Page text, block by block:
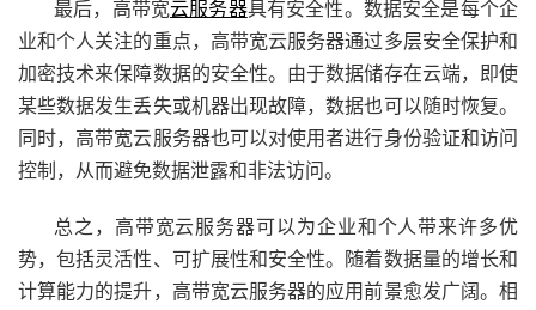
最后，高带宽云服务器具有安全性。数据安全是每个企
业和个人关注的重点，高带宽云服务器通过多层安全保护和
加密技术来保障数据的安全性。由于数据储存在云端，即使
某些数据发生丢失或机器出现故障，数据也可以随时恢复。
同时，高带宽云服务器也可以对使用者进行身份验证和访问
控制，从而避免数据泄露和非法访问。
总之，高带宽云服务器可以为企业和个人带来许多优
势，包括灵活性、可扩展性和安全性。随着数据量的增长和
计算能力的提升，高带宽云服务器的应用前景愈发广阔。相